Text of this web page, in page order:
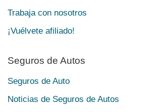
Trabaja con nosotros
¡Vuélvete afiliado!
Seguros de Autos
Seguros de Auto
Noticias de Seguros de Autos